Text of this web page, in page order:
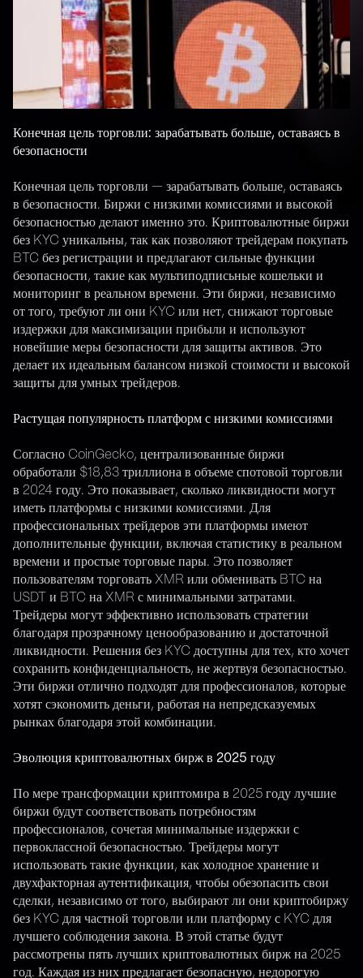
Конечная цель торговли: зарабатывать больше, оставаясь в
безопасности
Конечная цель торговли — зарабатывать больше, оставаясь
в безопасности. Биржи с низкими комиссиями и высокой
безопасностью делают именно это. Криптовалютные биржи
без KYC уникальны, так как позволяют трейдерам покупать
BTC без регистрации и предлагают сильные функции
безопасности, такие как мультиподписьные кошельки и
мониторинг в реальном времени. Эти биржи, независимо
от того, требуют ли они KYC или нет, снижают торговые
издержки для максимизации прибыли и используют
новейшие меры безопасности для защиты активов. Это
делает их идеальным балансом низкой стоимости и высокой
защиты для умных трейдеров.
Растущая популярность платформ с низкими комиссиями
Согласно CoinGecko, централизованные биржи
обработали $18,83 триллиона в объеме спотовой торговли
в 2024 году. Это показывает, сколько ликвидности могут
иметь платформы с низкими комиссиями. Для
профессиональных трейдеров эти платформы имеют
дополнительные функции, включая статистику в реальном
времени и простые торговые пары. Это позволяет
пользователям торговать XMR или обменивать BTC на
USDT и BTC на XMR с минимальными затратами.
Трейдеры могут эффективно использовать стратегии
благодаря прозрачному ценообразованию и достаточной
ликвидности. Решения без KYC доступны для тех, кто хочет
сохранить конфиденциальность, не жертвуя безопасностью.
Эти биржи отлично подходят для профессионалов, которые
хотят сэкономить деньги, работая на непредсказуемых
рынках благодаря этой комбинации.
Эволюция криптовалютных бирж в 2025 году
По мере трансформации криптомира в 2025 году лучшие
биржи будут соответствовать потребностям
профессионалов, сочетая минимальные издержки с
первоклассной безопасностью. Трейдеры могут
использовать такие функции, как холодное хранение и
двухфакторная аутентификация, чтобы обезопасить свои
сделки, независимо от того, выбирают ли они криптобиржу
без KYC для частной торговли или платформу с KYC для
лучшего соблюдения закона. В этой статье будут
рассмотрены пять лучших криптовалютных бирж на 2025
год. Каждая из них предлагает безопасную, недорогую